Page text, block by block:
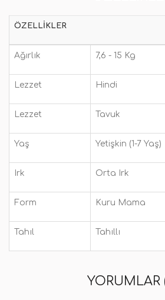
ÖZELLIKLER
Ağırlık 7,6 - 15 Kg
Lezzet Hindi
Lezzet Tavuk
Yaş Yetişkin (1-7 Yaş)
Irk Orta Irk
Form Kuru Mama
Tahıl Tahıllı
YORUMLAR